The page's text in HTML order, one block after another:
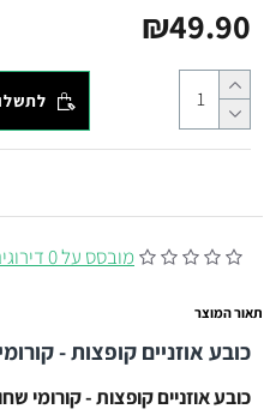
מובסס על 0 דירוגים.
₪49.90
תאור המוצר
כובע אוזניים קופצות -
כובע אוזניים קופצות - קורומי